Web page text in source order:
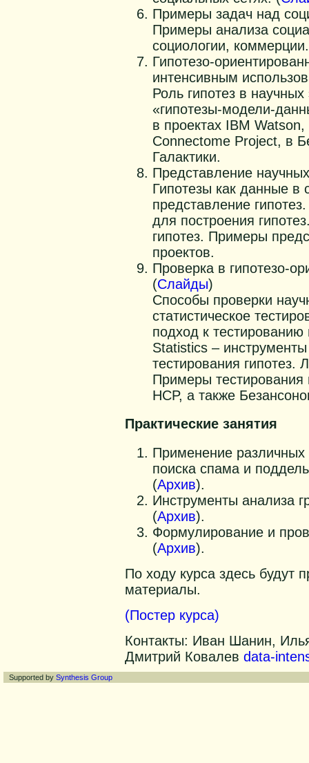
Примеры задач над
Примеры анализа
социологии,
Гипотезо-
интенсивным
Роль гипотез в
«гипотезы-модели-
в проектах IBM
Connectome Project, в
Галактики.
Представление
Гипотезы как данные в
представление
для построения
гипотез. Примеры
проектов.
Проверка в гипотезо-
(Слайды)
Способы проверки
статистическое
подход к тестированию
Statistics – инструменты
тестирования гипотез.
Примеры
HCP, а также
Практические занятия
Применение
поиска спама и
(Архив).
Инструменты анализа
(Архив).
Формулирование и
(Архив).
По ходу курса здесь будут
материалы.
(Постер курса)
Контакты: Иван Шанин,
Дмитрий Ковалев data-
Supported by Synthesis Group